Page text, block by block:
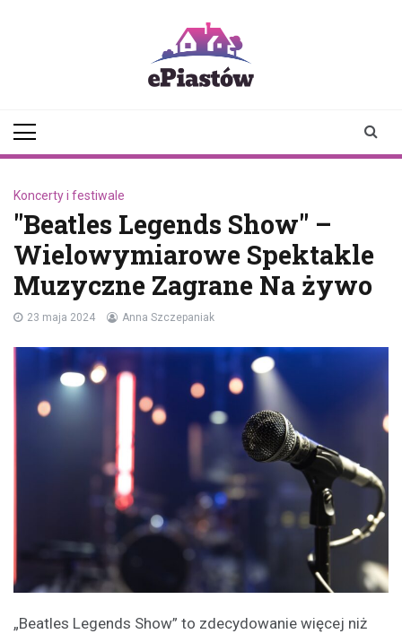
Koncerty i festiwale
"Beatles Legends Show" –
Wielowymiarowe Spektakle
Muzyczne Zagrane Na żywo
23 maja 2024 Anna Szczepaniak
„Beatles Legends Show” to zdecydowanie więcej niż